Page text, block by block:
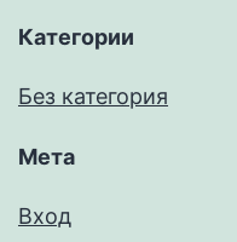
Категории
Без категория
Мета
Вход